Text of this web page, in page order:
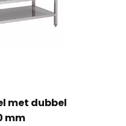
met dubbel
mm